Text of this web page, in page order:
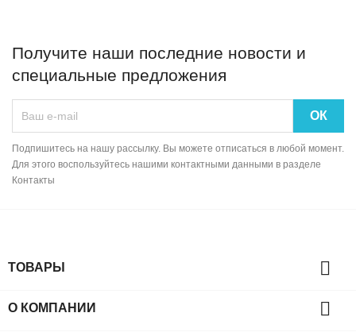
Получите наши последние новости и
специальные предложения
Подпишитесь на нашу рассылку. Вы можете отписаться в любой момент.
Для этого воспользуйтесь нашими контактными данными в разделе
Контакты
ТОВАРЫ 
О КОМПАНИИ 